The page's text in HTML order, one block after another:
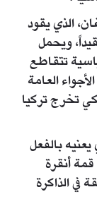
الذي يقود
ويحمل
تتقاطع
العامة
تخرج تركيا
بالفعل
قمة أنقرة
في الذاكرة